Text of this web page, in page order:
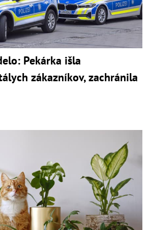
Pekárka išla
zákazníkov, zachránila